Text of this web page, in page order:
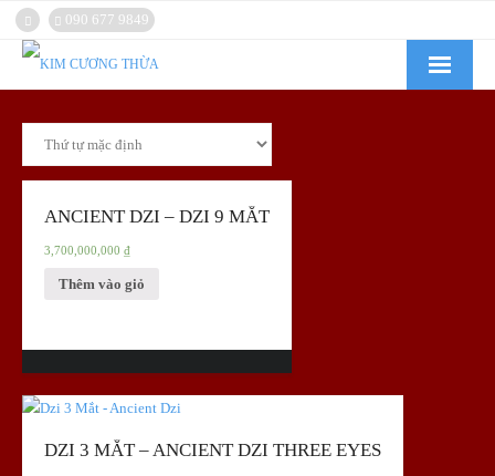
090 677 9849
Chuỗi
Tôn Tượng
Dzi
Hướng Dẫn Mua Hàng
ANCIENT DZI – DZI 9 MẮT
3,700,000,000 ₫
Thêm vào giỏ
DZI 3 MẮT – ANCIENT DZI THREE EYES